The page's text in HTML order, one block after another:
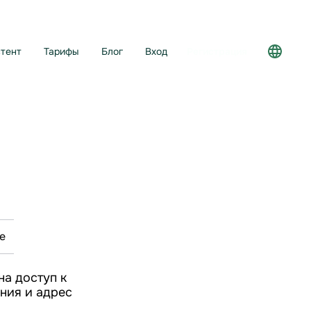
Тарифы Блог Вход
доступ к
и адрес